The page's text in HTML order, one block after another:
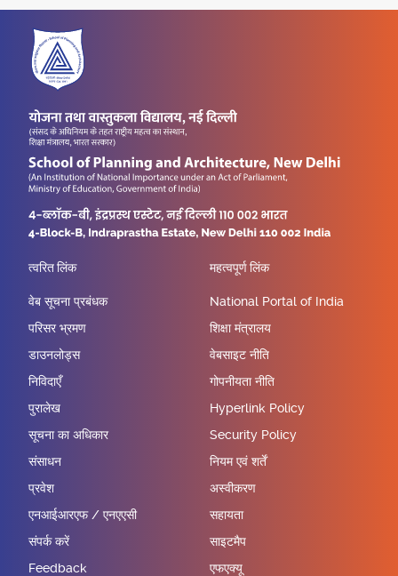
त्वरित लिंक
वेब सूचना प्रबंधक
परिसर भ्रमण
डाउनलोड्स
निविदाएँ
पुरालेख
सूचना का अधिकार
संसाधन
प्रवेश
एनआईआरएफ / एनएएसी
संपर्क करें
Feedback
महत्वपूर्ण लिंक
National Portal of India
शिक्षा मंत्रालय
वेबसाइट नीति
गोपनीयता नीति
Hyperlink Policy
Security Policy
नियम एवं शर्तें
अस्वीकरण
सहायता
साइटमैप
एफएक्यू